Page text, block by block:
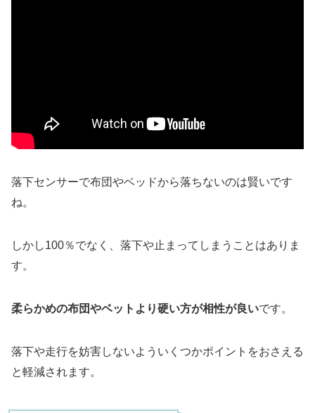
落下センサーで布団やベッドから落ちないのは賢いです
ね。
しかし100％でなく、落下や止まってしまうことはありま
す。
柔らかめの布団やベットより硬い方が相性が良いです。
落下や走行を妨害しないよういくつかポイントをおさえる
と軽減されます。